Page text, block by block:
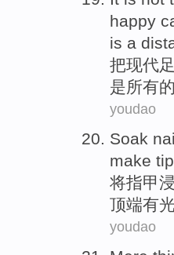
happy
is a
把现代
是所有的
youdao
Soak
make
将指甲
顶端有光
youdao